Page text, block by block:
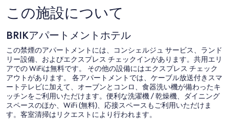
この施設について
BRIKアパートメントホテル
この禁煙のアパートメントには、コンシェルジュ サービス、ランド
リー設備、およびエクスプレス チェックインがあります。共用エリ
アでの WiFiは無料です。 その他の設備にはエクスプレス チェック
アウトがあります。 各アパートメントでは、ケーブル放送付きスマ
ートテレビに加えて、オーブンとコンロ、食器洗い機が備わったキ
ッチンをご利用いただけます。便利な洗濯機 / 乾燥機、ダイニング
スペースのほか、WiFi (無料)、応接スペースもご利用いただけま
す。客室清掃はリクエストにより行われます。